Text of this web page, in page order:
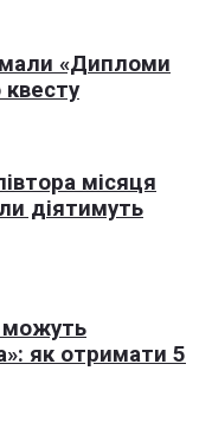
«Дипломи
місяця
діятимуть
можуть
як отримати 5